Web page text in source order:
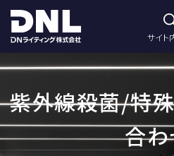
サイト
紫外線殺菌/特
合